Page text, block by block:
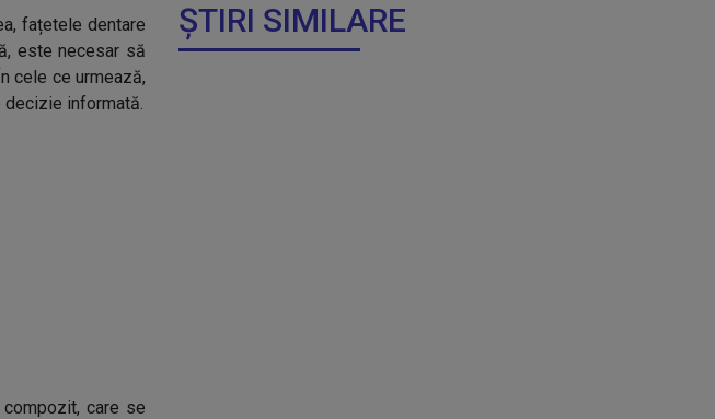
fațetele dentare
este necesar să
cele ce urmează,
informată.
care se
ȘTIRI SIMILARE